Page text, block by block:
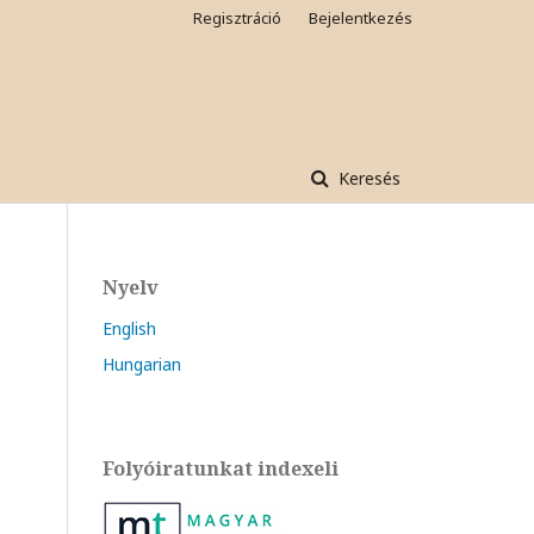
Keresés
Regisztráció Bejelentkezés
Nyelv
English
Hungarian
Folyóiratunkat indexeli